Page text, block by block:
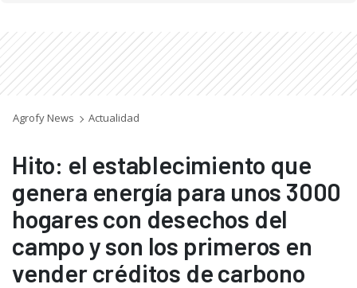
Agrofy News Actualidad
Hito: el establecimiento que
genera energía para unos 3000
hogares con desechos del
campo y son los primeros en
vender créditos de carbono